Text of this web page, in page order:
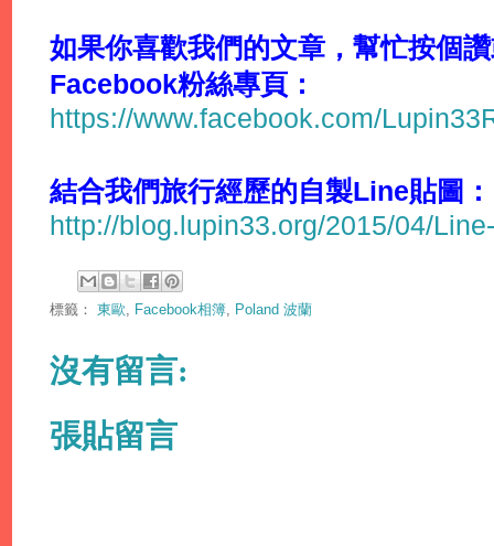
如果你喜歡我們的文章，幫忙按個
Facebook粉絲專頁：
https://www.facebook.com/
結合我們旅行經歷的自製Line貼圖：
http://blog.lupin33.org/2015/04/
標籤： 東歐 Facebook相簿 Poland 波蘭
沒有留言:
張貼留言